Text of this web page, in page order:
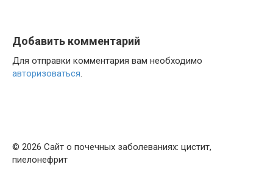
Добавить комментарий
Для отправки комментария вам необходимо
авторизоваться.
© 2026 Сайт о почечных заболеваниях: цистит,
пиелонефрит